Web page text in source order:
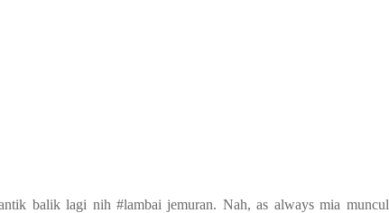
balik lagi nih #lambai jemuran. Nah, as always mia muncul